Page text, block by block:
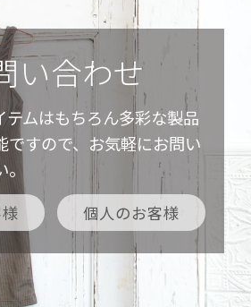
い合わせ
テムはもちろん多彩な製品
ですので、お気軽にお問い
個人のお客様